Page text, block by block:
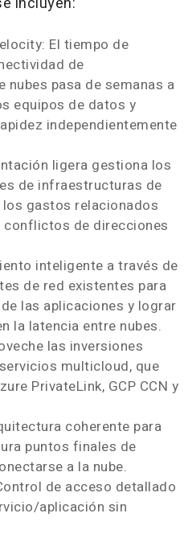
El tiempo de
de
pasa de semanas a
equipos de datos y
independientemente
ligera gestiona los
de infraestructuras de
gastos relacionados
conflictos de direcciones
inteligente a través de
de red existentes para
las aplicaciones y lograr
la latencia entre nubes.
las inversiones
multicloud, que
PrivateLink, GCP CCN y
coherente para
puntos finales de
a la nube.
de acceso detallado
aplicación sin